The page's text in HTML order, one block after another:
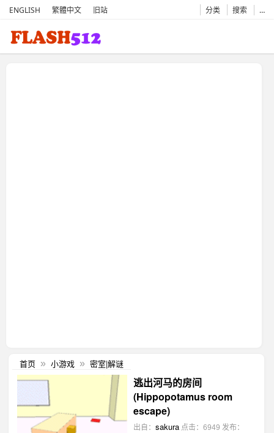
ENGLISH 繁體中文 旧站 分类 搜索 …
首页 » 小游戏 » 密室|解谜
逃出河马的房间
(Hippopotamus room
escape)
出自： sakura 点击：6949 发布：